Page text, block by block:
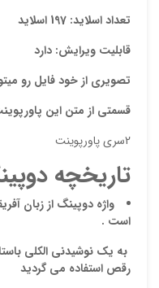
تعداد اسلاید: 197 اسلاید
قابلیت ویرایش: دارد
تصویری از خود فایل رو
قسمتی از متن این
2سری پاورپوینت
تاریخچه
واژه دوپینگ از زبان
است .
به یک نوشیدنی الکلی
رقص استفاده می گردید